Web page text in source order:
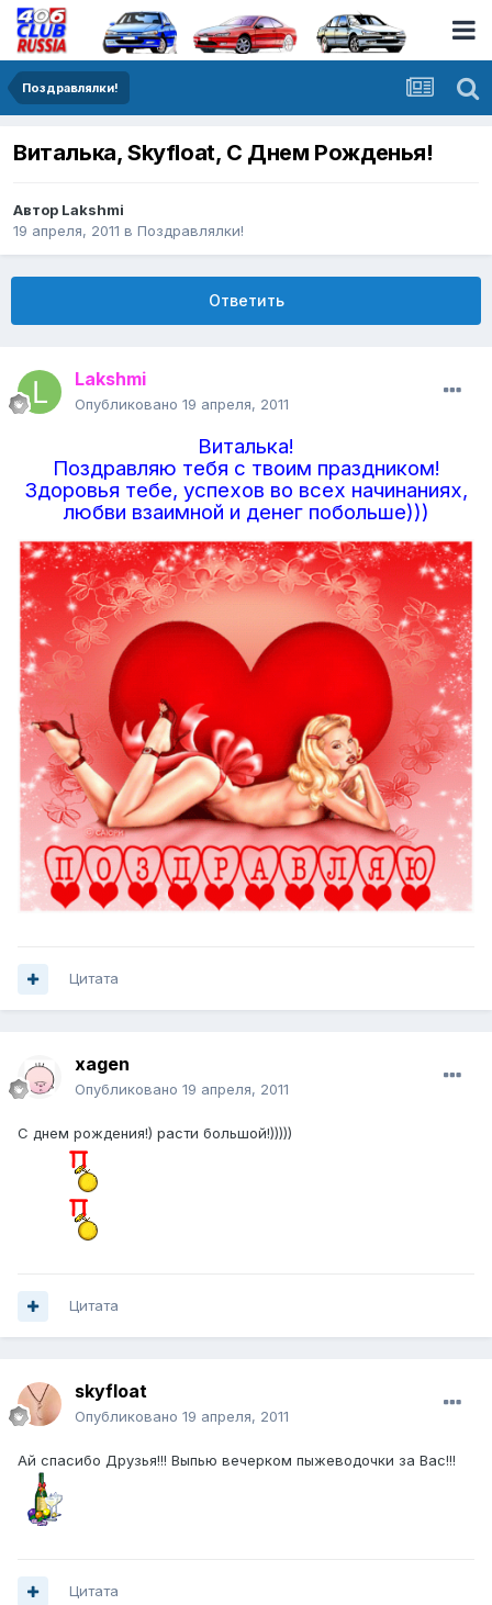
Поздравлялки!
Виталька, Skyfloat, С Днем Рожденья!
Автор Lakshmi
19 апреля, 2011 в Поздравлялки!
Ответить
Lakshmi
Опубликовано 19 апреля, 2011
Виталька!
Поздравляю тебя с твоим праздником!
Здоровья тебе, успехов во всех начинаниях,
любви взаимной и денег побольше)))
Цитата
xagen
Опубликовано 19 апреля, 2011
С днем рождения!) расти большой!)))))
Цитата
skyfloat
Опубликовано 19 апреля, 2011
Ай спасибо Друзья!!! Выпью вечерком пыжеводочки за Вас!!!
Цитата